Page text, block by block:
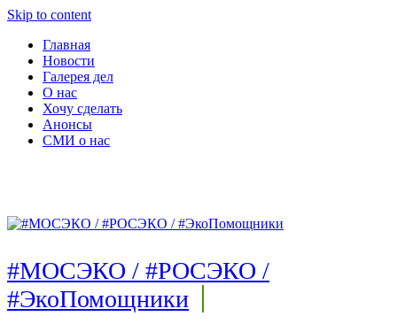
Skip to content
Главная
Новости
Галерея дел
О нас
Хочу сделать
Анонсы
СМИ о нас
#МОСЭКО / #РОСЭКО /
#ЭкоПомощники